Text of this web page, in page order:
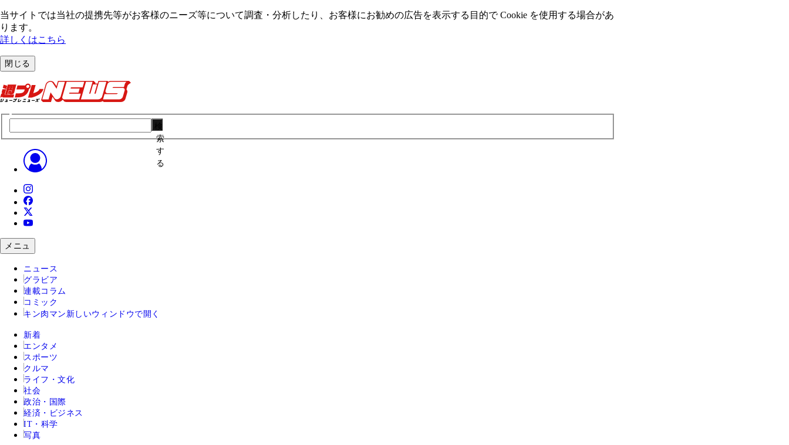
当サイトでは当社の提携先等がお客様のニーズ等について調査・分析したり、お客様にお勧めの広告を表⽰する⽬的で Cookie を使⽤する場合があ
ります。
詳しくはこちら
閉じる
索
す
る
メニュ
ニュース
グラビア
連載コラム
コミック
キン肉マン 新しいウィンドウで開く
新着
エンタメ
スポーツ
クルマ
ライフ・文化
社会
政治・国際
経済・ビジネス
IT・科学
写真